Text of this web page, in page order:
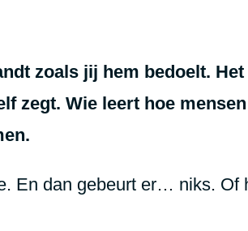
zoals jij hem bedoelt.
zegt. Wie leert hoe
En dan gebeurt er… niks. Of